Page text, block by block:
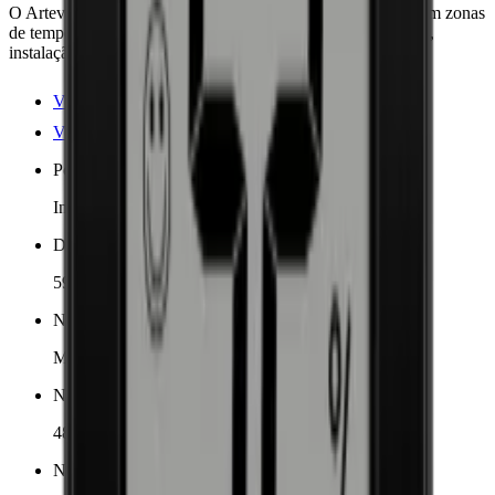
O Artevino Cosy garante armazenamento ideal de vinhos com zonas
de temperatura dupla e design elegante. Eficiente em energia,
instalação versátil.
Ver detalhes do produto
Ver especificações
Posicionamento
Independente, Embutido
Dimensões (LxAxP cm)
59.5 x 81 x 57 cm
Número de zonas de resfriamento
Multizona
Número de garrafas (Bordeaux)
48
Nível de ruído